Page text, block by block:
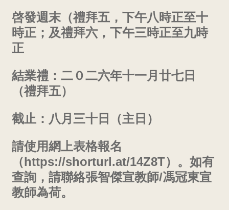
啓發週末（禮拜五，下午八時正至十
時正；及禮拜六，下午三時正至九時
正
結業禮：二０二六年十一月廿七日
（禮拜五）
截止：八月三十日（主日）
請使用網上表格報名
（https://shorturl.at/14Z8T）。如有
查詢，請聯絡張智傑宣教師/馮冠東宣
教師為荷。